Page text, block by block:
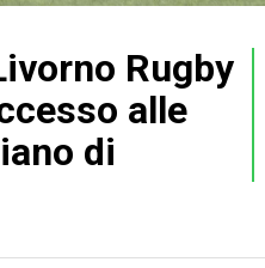
Rugby
alle
di